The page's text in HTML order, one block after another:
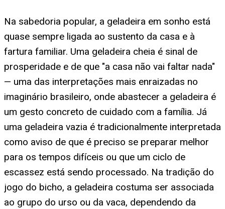
Na sabedoria popular, a geladeira em sonho está
quase sempre ligada ao sustento da casa e à
fartura familiar. Uma geladeira cheia é sinal de
prosperidade e de que "a casa não vai faltar nada"
— uma das interpretações mais enraizadas no
imaginário brasileiro, onde abastecer a geladeira é
um gesto concreto de cuidado com a família. Já
uma geladeira vazia é tradicionalmente interpretada
como aviso de que é preciso se preparar melhor
para os tempos difíceis ou que um ciclo de
escassez está sendo processado. Na tradição do
jogo do bicho, a geladeira costuma ser associada
ao grupo do urso ou da vaca, dependendo da